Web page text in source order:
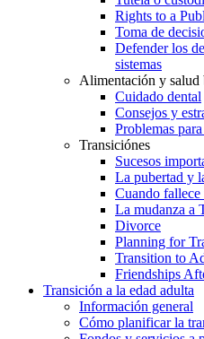
Rights to a
Toma de
Defender los
sistemas
Alimentación y salud
Cuidado dental
Consejos y
Problemas
Transiciónes
Sucesos
La pubertad y
Cuando
La mudanza a
Divorce
Planning for
Transition to
Friendships
Transición a la edad adulta
Información general
Cómo planificar la